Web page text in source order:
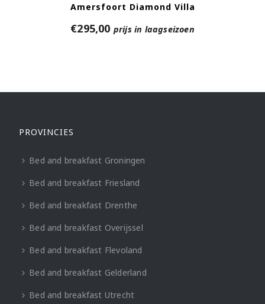
Amersfoort Diamond Villa
€295,00 prijs in laagseizoen
PROVINCIES
Bed and breakfast Groningen
Bed and breakfast Friesland
Bed and breakfast Drenthe
Bed and breakfast Overijssel
Bed and breakfast Flevoland
Bed and breakfast Gelderland
Bed and breakfast Utrecht